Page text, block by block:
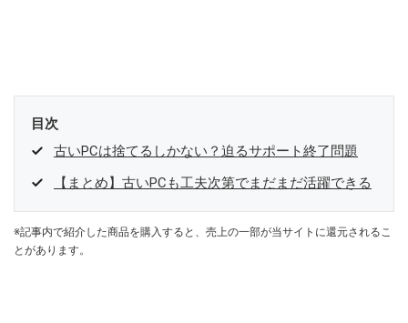
目次
古いPCは捨てるしかない？迫るサポート終了問題
【まとめ】古いPCも工夫次第でまだまだ活躍できる
※記事内で紹介した商品を購入すると、売上の一部が当サイトに還元されるこ
とがあります。